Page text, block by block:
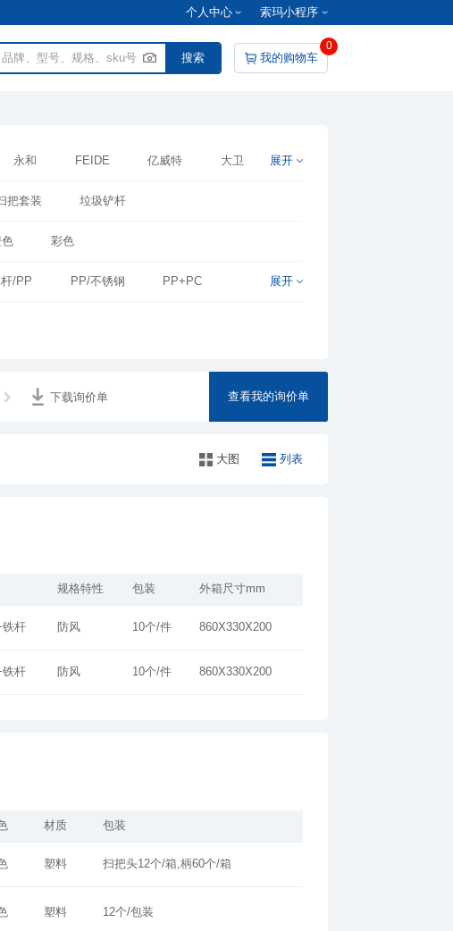
个人中心 索玛小程序
我的购物车
0
永和 FEIDE 亿威特 大卫 展开
把套装 垃圾铲杆
彩色
/PP PP/不锈钢 PP+PC 展开
下载询价单 查看我的询价单
大图 列表
规格特性 包装 外箱尺寸mm
铁杆 防风 10个/件 860X330X200
铁杆 防风 10个/件 860X330X200
材质 包装
塑料 扫把头12个/箱,柄60个/箱
塑料 12个/包装